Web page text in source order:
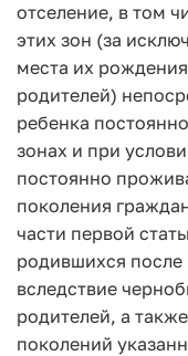
отселение, в том
этих зон (за
места их
родителей)
ребенка
зонах и при
постоянно
поколения
части первой
родившихся после
вследствие
родителей, а
поколений